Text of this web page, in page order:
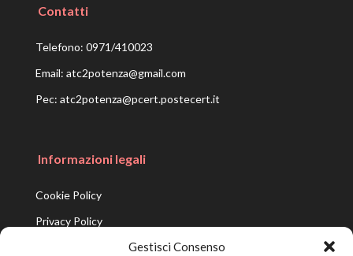
Gestisci Consenso
Contatti
Telefono: 0971/410023
Email: atc2potenza@gmail.com
Pec: atc2potenza@pcert.postecert.it
Informazioni legali
Cookie Policy
Privacy Policy